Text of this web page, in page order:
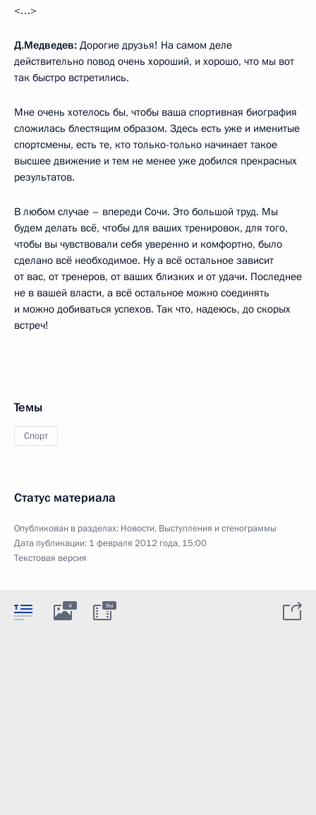
<…>
Д.Медведев: Дорогие друзья! На самом деле
действительно повод очень хороший, и хорошо, что мы вот
так быстро встретились.
Мне очень хотелось бы, чтобы ваша спортивная биография
сложилась блестящим образом. Здесь есть уже и именитые
спортсмены, есть те, кто только-только начинает такое
высшее движение и тем не менее уже добился прекрасных
результатов.
В любом случае – впереди Сочи. Это большой труд. Мы
будем делать всё, чтобы для ваших тренировок, для того,
чтобы вы чувствовали себя уверенно и комфортно, было
сделано всё необходимое. Ну а всё остальное зависит
от вас, от тренеров, от ваших близких и от удачи. Последнее
не в вашей власти, а всё остальное можно соединять
и можно добиваться успехов. Так что, надеюсь, до скорых
встреч!
Темы
Спорт
Статус материала
Опубликован в разделах: Новости, Выступления и стенограммы
Дата публикации: 1 февраля 2012 года, 15:00
Текстовая версия
4 9м